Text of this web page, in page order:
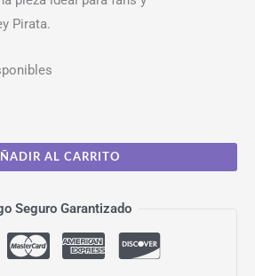
Pirata.
AL CARRITO
Seguro Garantizado